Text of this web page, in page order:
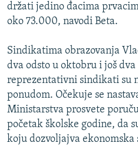
NASTANAK I RASPAD JUGOSLAVIJE
držati jedino đacima
oko 73.000, navodi Beta.
Sindikatima obrazovanja
dva odsto u oktobru i još
reprezentativni sindikati su
ponudom. Očekuje se
Ministarstva prosvete
početak školske godine, da
koju dozvoljajva ekonomska